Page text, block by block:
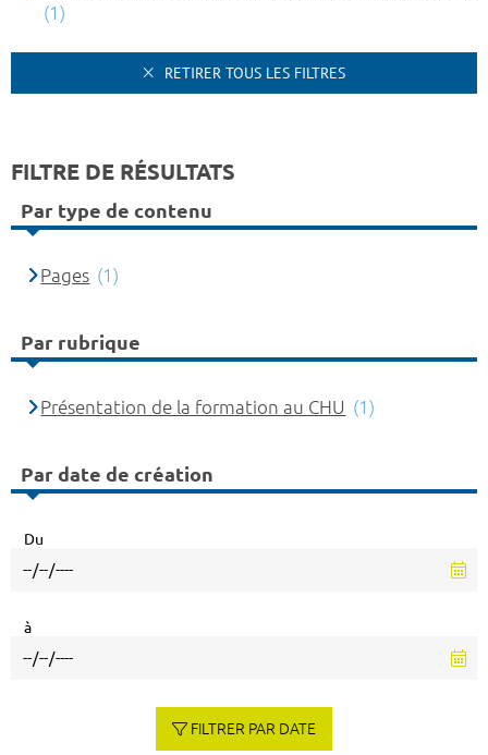
(1)
RETIRER TOUS LES FILTRES
FILTRE DE RÉSULTATS
Par type de contenu
Pages (1)
Par rubrique
Présentation de la formation au CHU (1)
Par date de création
Du
à
FILTRER PAR DATE